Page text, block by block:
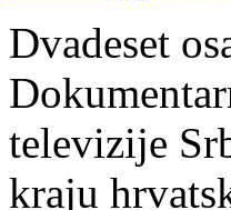
Dvadeset
televizije
kraju